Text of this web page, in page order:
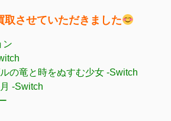
させていただきました
ン
の竜と時をぬすむ少女 -Switch
-Switch